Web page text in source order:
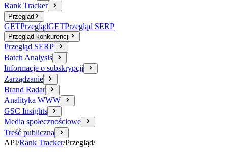
Rank Tracker
Przegląd
GETPrzeglądGETPrzegląd SERP
Przegląd konkurencji
Przegląd SERP
Batch Analysis
Informacje o subskrypcji
Zarządzanie
Brand Radar
Analityka WWW
GSC Insights
Media społecznościowe
Treść publiczna
API/Rank Tracker/Przegląd/